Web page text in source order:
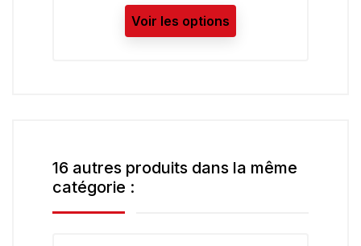
Voir les options
16 autres produits dans la même
catégorie :